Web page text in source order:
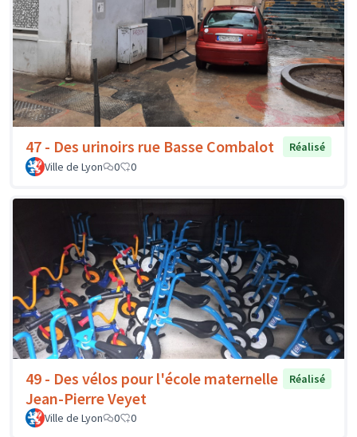
47 - Des urinoirs rue Basse Combalot
Réalisé
Ville de Lyon
0 0
49 - Des vélos pour l'école maternelle
Jean-Pierre Veyet
Réalisé
Ville de Lyon 0 0